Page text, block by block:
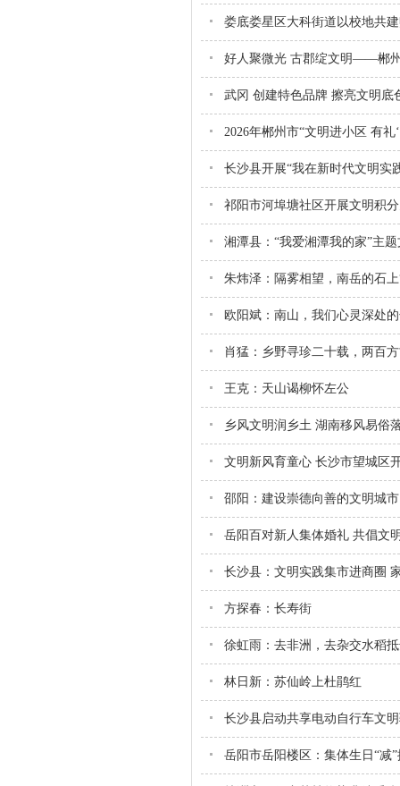
娄底娄星区大科街道以校地共
好人聚微光 古郡绽文明——郴
武冈 创建特色品牌 擦亮文明底
2026年郴州市“文明进小区 有
长沙县开展“我在新时代文明实
祁阳市河埠塘社区开展文明积
湘潭县：“我爱湘潭我的家”主
朱炜泽：隔雾相望，南岳的石上
欧阳斌：南山，我们心灵深处
肖猛：乡野寻珍二十载，两百
王克：天山谒柳怀左公
乡风文明润乡土 湖南移风易俗
文明新风育童心 长沙市望城区
邵阳：建设崇德向善的文明城市
岳阳百对新人集体婚礼 共倡文
长沙县：文明实践集市进商圈
方探春：长寿街
徐虹雨：去非洲，去杂交水稻
林日新：苏仙岭上杜鹃红
长沙县启动共享电动自行车文
岳阳市岳阳楼区：集体生日“减